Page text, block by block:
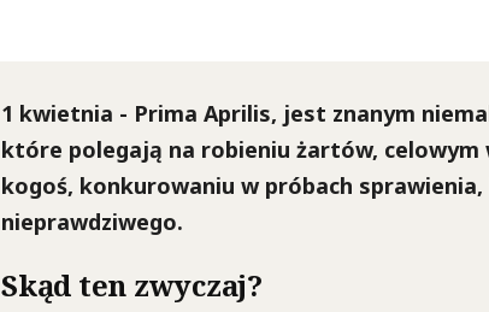
1 kwietnia - Prima Aprilis, jest znanym
które polegają na robieniu żartów, celowym
kogoś, konkurowaniu w próbach
nieprawdziwego.
Skąd ten zwyczaj?